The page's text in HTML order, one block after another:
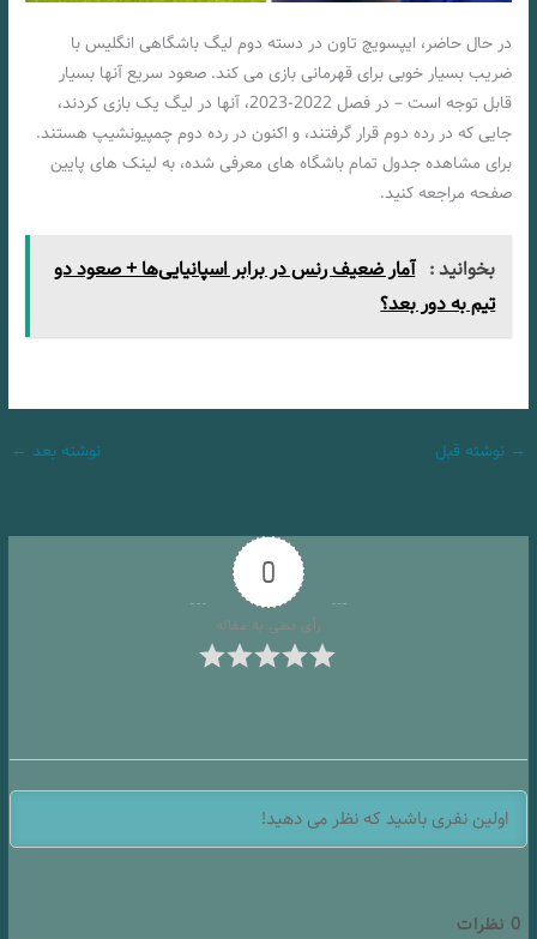
در حال حاضر، ایپسویچ تاون در دسته دوم لیگ باشگاهی انگلیس با
ضریب بسیار خوبی برای قهرمانی بازی می کند. صعود سریع آنها بسیار
قابل توجه است – در فصل 2022-2023، آنها در لیگ یک بازی کردند،
جایی که در رده دوم قرار گرفتند، و اکنون در رده دوم چمپیونشیپ هستند.
برای مشاهده جدول تمام باشگاه های معرفی شده، به لینک های پایین
صفحه مراجعه کنید.
بخوانید : آمار ضعیف رنس در برابر اسپانیایی‌ها + صعود دو
تیم به دور بعد؟
→ نوشته قبل نوشته بعد ←
0
رأی دهی به مقاله
0 نظرات